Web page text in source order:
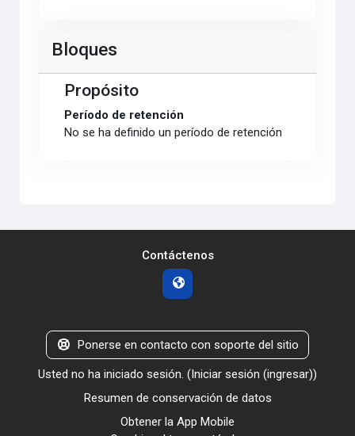
Bloques
Propósito
Período de retención
No se ha definido un período de retención
Contáctenos
Ponerse en contacto con soporte del sitio
Usted no ha iniciado sesión. (Iniciar sesión (ingresar))
Resumen de conservación de datos
Obtener la App Mobile